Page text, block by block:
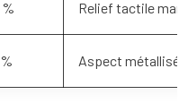
Relief tactile
Aspect